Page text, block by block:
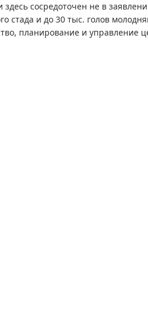
сосредоточен не в
стада и до 30 тыс. голов
планирование и управление